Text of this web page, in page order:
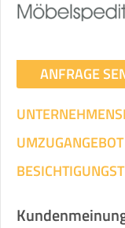
ANFRAGE